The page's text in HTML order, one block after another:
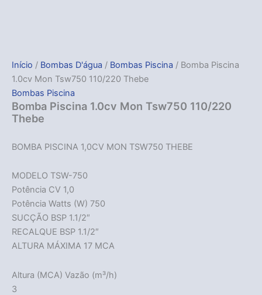
Início / Bombas D'água / Bombas Piscina / Bomba Piscina
1.0cv Mon Tsw750 110/220 Thebe
Bombas Piscina
Bomba Piscina 1.0cv Mon Tsw750 110/220
Thebe
BOMBA PISCINA 1,0CV MON TSW750 THEBE
MODELO TSW-750
Potência CV 1,0
Potência Watts (W) 750
SUCÇÃO BSP 1.1/2″
RECALQUE BSP 1.1/2″
ALTURA MÁXIMA 17 MCA
Altura (MCA) Vazão (m³/h)
3